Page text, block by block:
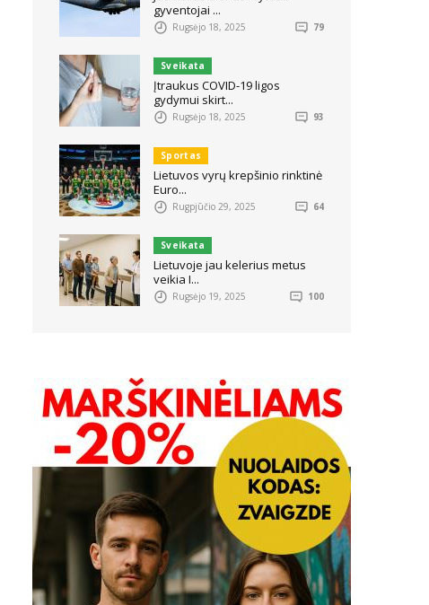
gyventojai ...
Rugsėjo 18, 2025 79
Sveikata
Įtraukus COVID-19 ligos
gydymui skirt...
Rugsėjo 18, 2025 93
Sportas
Lietuvos vyrų krepšinio rinktinė
Euro...
Rugpjūčio 29, 2025 64
Sveikata
Lietuvoje jau kelerius metus
veikia I...
Rugsėjo 19, 2025 100